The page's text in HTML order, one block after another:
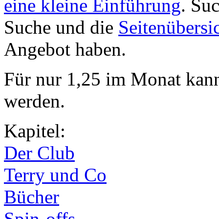
eine kleine Einführung.
Suche und die
Angebot haben.
Für nur 1,25 im Monat
werden.
Kapitel:
Der Club
Terry und Co
Bücher